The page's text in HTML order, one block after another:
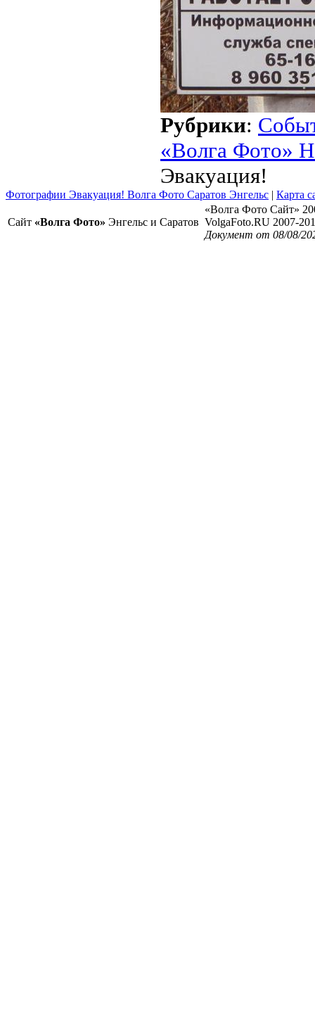
Рубрики:
«Волга Фото»
Эвакуация!
Фотографии Эвакуация! Волга Фото Саратов Энгельс | Карта
Сайт «Волга Фото» Энгельс и Саратов
«Волга Фото Сайт»
VolgaFoto.RU 2007-
Документ от 08/08/